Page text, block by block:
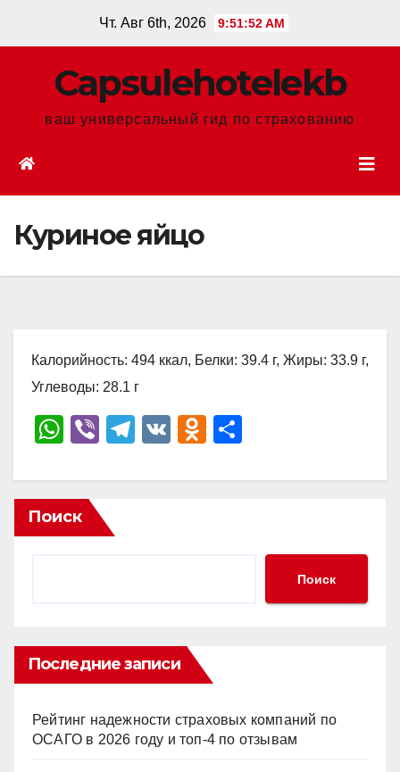
Чт. Авг 6th, 2026 9:51:53 AM
Сapsulehotelekb
ваш универсальный гид по страхованию
Куриное яйцо
Калорийность: 494 ккал, Белки: 39.4 г, Жиры: 33.9 г,
Углеводы: 28.1 г
W
at
s
A
Vi
er
T
e
V
O
n
р
ть
Поиск
Поиск
Последние записи
Рейтинг надежности страховых компаний по
ОСАГО в 2026 году и топ-4 по отзывам